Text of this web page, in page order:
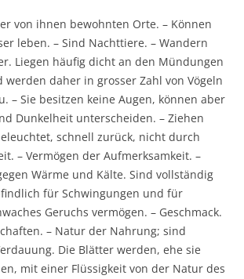
von ihnen bewohnten Orte. – Können
leben. – Sind Nachttiere. – Wandern
Liegen häufig dicht an den Mündungen
werden daher in grosser Zahl von Vögeln
– Sie besitzen keine Augen, können aber
Dunkelheit unterscheiden. – Ziehen
schnell zurück, nicht durch
– Vermögen der Aufmerksamkeit. –
Wärme und Kälte. Sind vollständig
für Schwingungen und für
Geruchs vermögen. – Geschmack.
– Natur der Nahrung; sind
Die Blätter werden, ehe sie
mit einer Flüssigkeit von der Natur des